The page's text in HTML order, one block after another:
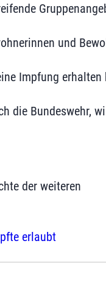
und
Impfung erhalten
die Bundeswehr,
der weiteren
erlaubt